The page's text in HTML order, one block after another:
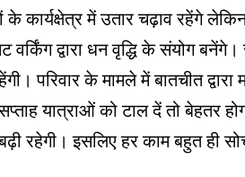
के कार्यक्षेत्र में उतार चढ़ाव रहेंगे
वर्किंग द्वारा धन वृद्धि के संयोग
परिवार के मामले में बातचीत
यात्राओं को टाल दें तो बेहतर
रहेगी। इसलिए हर काम बहुत ही